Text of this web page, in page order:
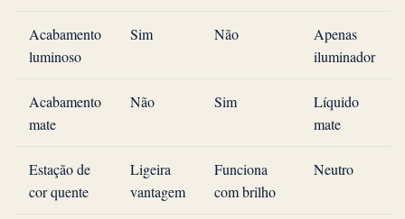
Acabamento
luminoso
Sim Não
Apenas
iluminador
Acabamento
mate
Não Sim
Líquido
mate
Estação de
cor quente
Ligeira
vantagem
Funciona
com brilho
Neutro